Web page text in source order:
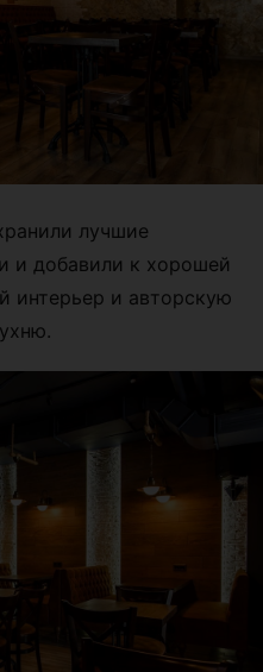
лучшие
и добавили к хорошей
интерьер и авторскую